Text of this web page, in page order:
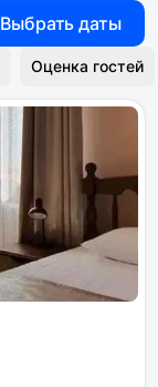
Выбрать даты
Оценка гостей